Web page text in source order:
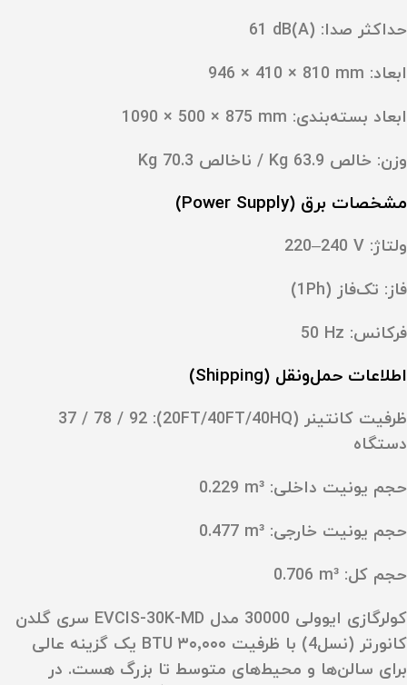
حداکثر صدا: ‎61 dB(A)
ابعاد: ‎946 × 410 × 810 mm
ابعاد بسته‌بندی: ‎1090 × 500 × 875 mm
وزن: خالص 63.9 Kg / ناخالص 70.3 Kg
مشخصات برق (Power Supply)
ولتاژ: ‎220–240 V
فاز: ‎تک‌فاز (1Ph)
فرکانس: ‎50 Hz
اطلاعات حمل‌ونقل (Shipping)
ظرفیت کانتینر (20FT/40FT/40HQ): ‎37 / 78 / 92
دستگاه
حجم یونیت داخلی: ‎0.229 m³
حجم یونیت خارجی: ‎0.477 m³
حجم کل: ‎0.706 m³
کولرگازی ایوولی 30000 مدل EVCIS-30K-MD سری گلدن
کانورتر (نسل4) با ظرفیت
۳۰٬۰۰۰ BTU
یک گزینه عالی
برای سالن‌ها و محیط‌های متوسط تا بزرگ هست. در